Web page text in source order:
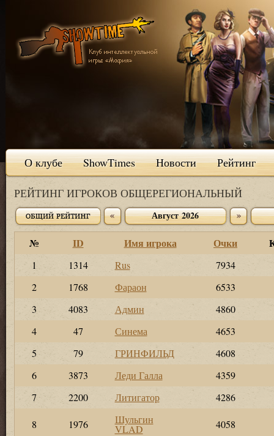
О клубе ShowTimes Новости Рейтинг
РЕЙТИНГ ИГРОКОВ ОБЩЕРЕГИОНАЛЬНЫЙ
Август 2026
№ ID Имя игрока Очки
1 1314 Rus
7934
2
1768 Фараон
6533
3
4083 Админ
4860
4
47 Синема
4653
5
79 ГРИНФИЛЬД
4608
6
3873 Леди Галла
4359
7
2200 Литигатор 4286
8 1976 Шульгин
VLAD 4058